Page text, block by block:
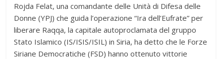
Rojda Felat, una comandante delle Unità di Difesa delle
Donne (YPJ) che guida l’operazione “Ira dell’Eufrate” per
liberare Raqqa, la capitale autoproclamata del gruppo
Stato Islamico (IS/ISIS/ISIL) in Siria, ha detto che le Forze
Siriane Democratiche (FSD) hanno ottenuto vittorie